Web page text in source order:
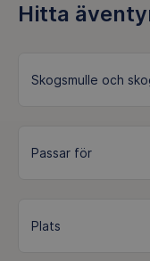
Hitta
Skogsmulle och